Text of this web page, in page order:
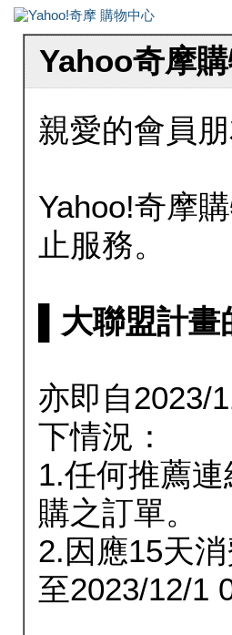
Yahoo奇摩
親愛的會員朋
Yahoo!奇摩
止服務。
▌大聯盟計
亦即自2023/
下情況：
1.任何推薦
購之訂單。
2.因應15天
至2023/12/1